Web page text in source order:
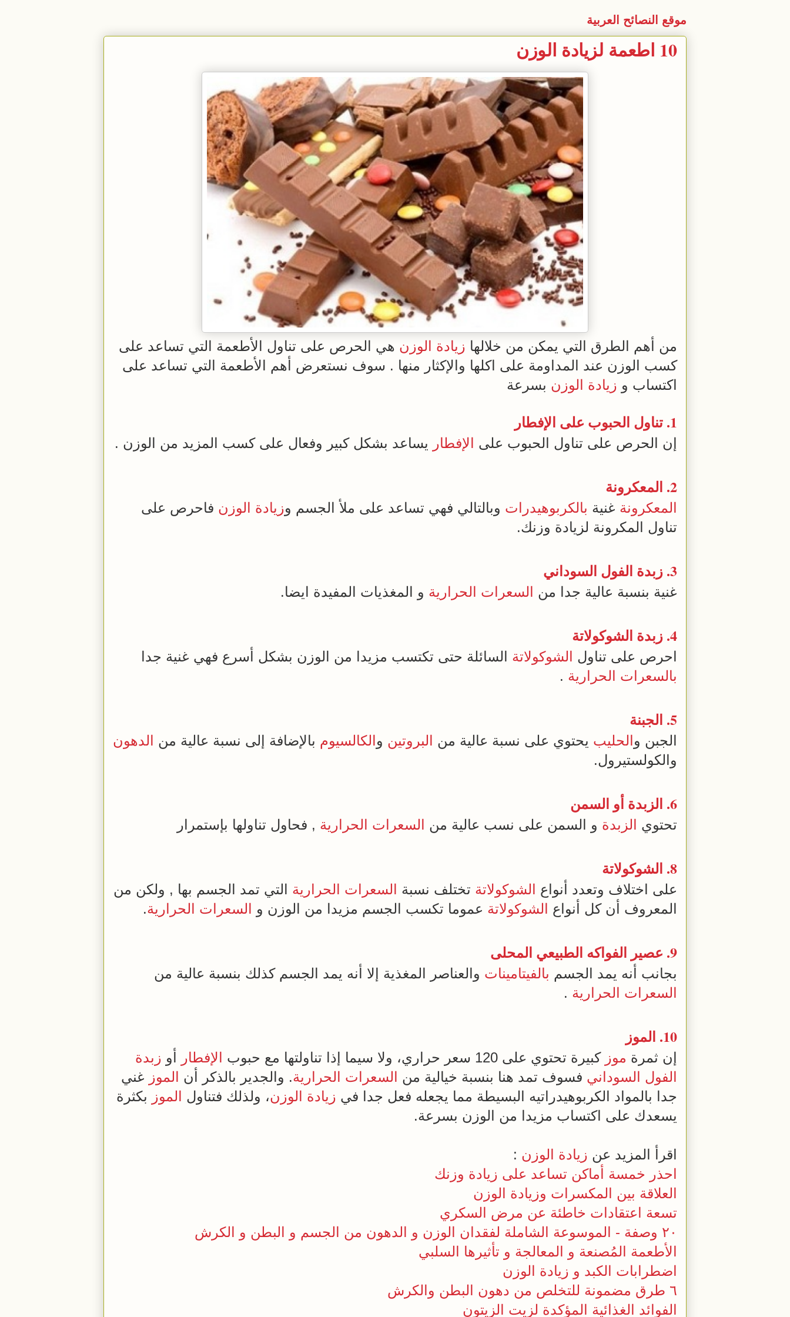
موقع النصائح العربية
10 اطعمة لزيادة الوزن
من أهم الطرق التي يمكن من خلالها زيادة الوزن هي الحرص على تناول الأطعمة التي تساعد على
كسب الوزن عند المداومة على اكلها والإكثار منها . سوف نستعرض أهم الأطعمة التي تساعد على
اكتساب و زيادة الوزن بسرعة
1. تناول الحبوب على الإفطار
إن الحرص على تناول الحبوب على الإفطار يساعد بشكل كبير وفعال على كسب المزيد من الوزن .
2. المعكرونة
المعكرونة غنية بالكربوهيدرات وبالتالي فهي تساعد على ملأ الجسم وزيادة الوزن فاحرص على
تناول المكرونة لزيادة وزنك.
3. زبدة الفول السوداني
غنية بنسبة عالية جدا من السعرات الحرارية و المغذيات المفيدة ايضا.
4. زبدة الشوكولاتة
احرص على تناول الشوكولاتة السائلة حتى تكتسب مزيدا من الوزن بشكل أسرع فهي غنية جدا
بالسعرات الحرارية .
5. الجبنة
الجبن و الحليب يحتوي على نسبة عالية من البروتين و الكالسيوم بالإضافة إلى نسبة عالية من
الدهون
والكولستيرول.
6. الزبدة أو السمن
تحتوي الزبدة و السمن على نسب عالية من السعرات الحرارية , فحاول تناولها بإستمرار
8. الشوكولاتة
على اختلاف وتعدد أنواع الشوكولاتة تختلف نسبة السعرات الحرارية التي تمد الجسم بها , ولكن من
المعروف أن كل أنواع
الشوكولاتة عموما تكسب الجسم مزيدا من الوزن و السعرات الحرارية.
9. عصير الفواكه الطبيعي المحلى
بجانب أنه يمد الجسم بالفيتامينات والعناصر المغذية إلا أنه يمد الجسم كذلك بنسبة عالية من
السعرات الحرارية .
10. الموز
إن ثمرة موز كبيرة تحتوي على 120 سعر حراري، ولا سيما إذا تناولتها مع حبوب الإفطار أو زبدة
الفول السوداني فسوف تمد هنا بنسبة خيالية من السعرات الحرارية. والجدير بالذكر أن الموز غني
جدا بالمواد الكربوهيدراتيه البسيطة مما يجعله فعل جدا في زيادة الوزن، ولذلك فتناول الموز بكثرة
يسعدك على اكتساب مزيدا من الوزن بسرعة.
اقرأ المزيد عن زيادة الوزن :
احذر خمسة أماكن تساعد على زيادة وزنك
العلاقة بين المكسرات وزيادة الوزن
تسعة اعتقادات خاطئة عن مرض السكري
٢٠ وصفة - الموسوعة الشاملة لفقدان الوزن و الدهون من الجسم و البطن و الكرش
الأطعمة المُصنعة و المعالجة و تأثيرها السلبي
اضطرابات الكبد و زيادة الوزن
٦ طرق مضمونة للتخلص من دهون البطن والكرش
الفوائد الغذائية المؤكدة لزيت الزيتون